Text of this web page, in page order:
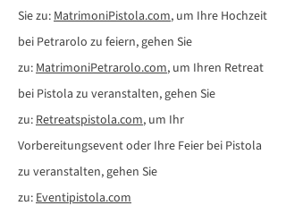
Sie zu:MatrimoniPistola.com, um Ihre Hochzeit
bei Petrarolo zu feiern, gehen Sie
zu:MatrimoniPetrarolo.com, um Ihren Retreat
bei Pistola zu veranstalten, gehen Sie
zu:Retreatspistola.com, um Ihr
Vorbereitungsevent oder Ihre Feier bei Pistola
zu veranstalten, gehen Sie
zu:Eventipistola.com